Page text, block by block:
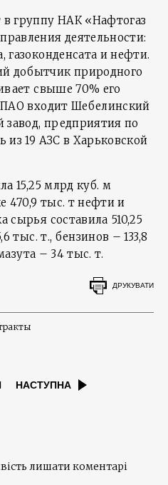
в группу НАК «Нафтогаз
деятельности:
газоконденсата и нефти.
добытчик природного
свыше 70% его
ПАО входит Шебелинский
предприятия по
из 19 АЗС в Харьковской
15,25 млрд куб. м
470,9 тыс. т нефти и
сырья составила 510,25
тыс. т., бензинов – 133,8
– 34 тыс. т.
ДРУКУВАТИ
НАСТУПНА
лишати коментарі